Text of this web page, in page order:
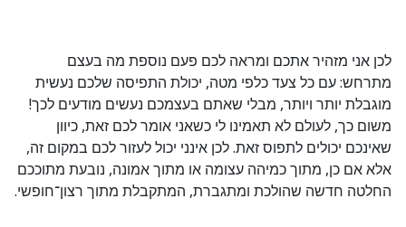
לכן אני מזהיר אתכם ומראה לכם פעם נוספת מה בעצם
מתרחש: עם כל צעד כלפי מטה, יכולת התפיסה שלכם נעשית
מוגבלת יותר ויותר, מבלי שאתם בעצמכם נעשים מודעים לכך!
משום כך, לעולם לא תאמינו לי כשאני אומר לכם זאת, כיוון
שאינכם יכולים לתפוס זאת. לכן אינני יכול לעזור לכם במקום זה,
אלא אם כן, מתוך כמיהה עצומה או מתוך אמונה, נובעת מתוככם
החלטה חדשה שהולכת ומתגברת, המתקבלת מתוך רצון־חופשי.